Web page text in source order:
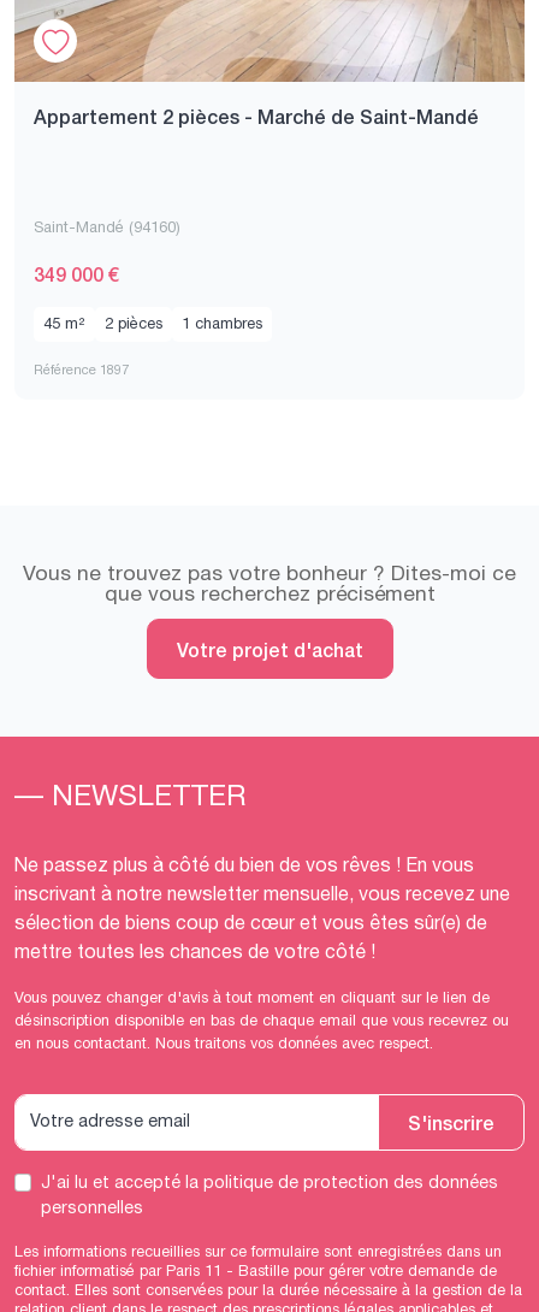
Appartement 2 pièces - Marché de Saint-Mandé
Saint-Mandé (94160)
349 000 €
45 m² 2 pièces 1 chambres
Référence 1897
Vous ne trouvez pas votre bonheur ? Dites-moi ce
que vous recherchez précisément
Votre projet d'achat
— NEWSLETTER
Ne passez plus à côté du bien de vos rêves ! En vous
inscrivant à notre newsletter mensuelle, vous recevez une
sélection de biens coup de cœur et vous êtes sûr(e) de
mettre toutes les chances de votre côté !
Vous pouvez changer d'avis à tout moment en cliquant sur le lien de
désinscription disponible en bas de chaque email que vous recevrez ou
en nous contactant. Nous traitons vos données avec respect.
S'inscrire
J'ai lu et acceptéla politique de protection des données
personnelles
Les informations recueillies sur ce formulaire sont enregistrées dans un
fichier informatisé par Paris 11 - Bastille pour gérer votre demande de
contact. Elles sont conservées pour la durée nécessaire à la gestion de la